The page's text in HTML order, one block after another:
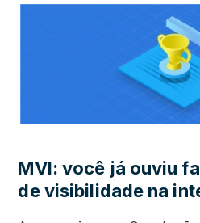
MVI: você já ouviu
de visibilidade na